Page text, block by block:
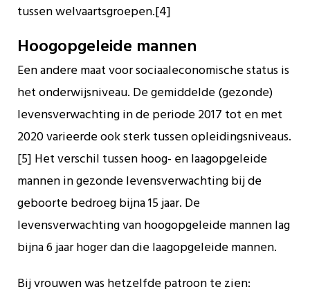
tussen welvaartsgroepen.[4]
Hoogopgeleide mannen
Een andere maat voor sociaaleconomische status is
het onderwijsniveau. De gemiddelde (gezonde)
levensverwachting in de periode 2017 tot en met
2020 varieerde ook sterk tussen opleidingsniveaus.
[5] Het verschil tussen hoog- en laagopgeleide
mannen in gezonde levensverwachting bij de
geboorte bedroeg bijna 15 jaar. De
levensverwachting van hoogopgeleide mannen lag
bijna 6 jaar hoger dan die laagopgeleide mannen.
Bij vrouwen was hetzelfde patroon te zien: